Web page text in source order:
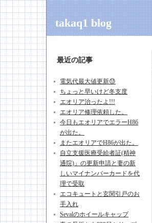
takaq1 blog
最近の記事
電気代最大値更新😓
ちょっと早いけど冬支度
エオリア治ったよ!!!
エオリア修理依頼した。
今日もエオリアでエラーH86
が出た。
またエオリアでH86が出た。
自立支援医療受給者証(精神
通院)」の更新申請と妻の新
しいマイナンバーカードを代
理で受取
エコキュートと玄関引戸のお
手入れ
Sevalのホイールキャップ